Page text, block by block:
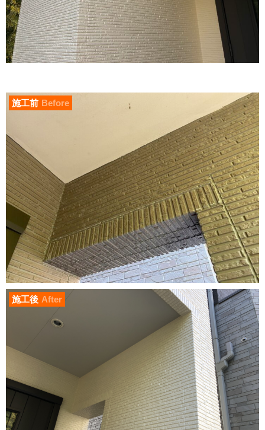
施工前 Before
施工後 After